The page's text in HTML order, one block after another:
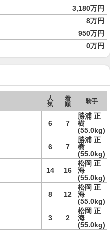
3,180万円
8万円
950万円
0万円
人
気
着
順
騎手
6 7
勝浦 正
樹
(55.0kg)
6 7
勝浦 正
樹
(55.0kg)
14 16
松岡 正
海
(55.0kg)
8 12
松岡 正
海
(55.0kg)
3 2
松岡 正
海
(55.0kg)